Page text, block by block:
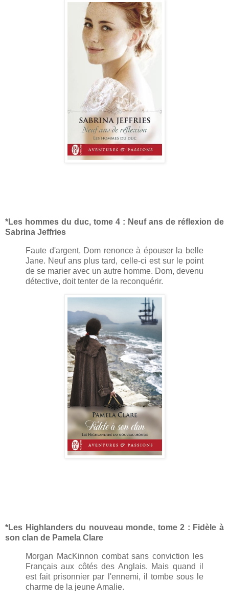
*Les hommes du duc, tome 4 : Neuf ans de réflexion de
Sabrina Jeffries
Faute d'argent, Dom renonce à épouser la belle
Jane. Neuf ans plus tard, celle-ci est sur le point
de se marier avec un autre homme. Dom, devenu
détective, doit tenter de la reconquérir.
*Les Highlanders du nouveau monde, tome 2 : Fidèle à
son clan de Pamela Clare
Morgan MacKinnon combat sans conviction les
Français aux côtés des Anglais. Mais quand il
est fait prisonnier par l'ennemi, il tombe sous le
charme de la jeune Amalie.